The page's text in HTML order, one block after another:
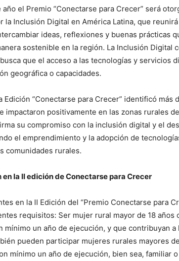
año el Premio “Conectarse para Crecer” será
la Inclusión Digital en América Latina, que
ideas, reflexiones y buenas prácticas
sostenible en la región. La Inclusión Digital
que el acceso a las tecnologías y servicios
geográfica o capacidades.
Edición “Conectarse para Crecer” identificó más
impactaron positivamente en las zonas rurales
su compromiso con la inclusión digital y el
el emprendimiento y la adopción de
comunidades rurales.
la II edición de Conectarse para Crecer
en la II Edición del “Premio Conectarse para
requisitos: Ser mujer rural mayor de 18 años
mínimo un año de ejecución, y que contribuyan
pueden participar mujeres rurales mayores
mínimo un año de ejecución, bien sea, familiar